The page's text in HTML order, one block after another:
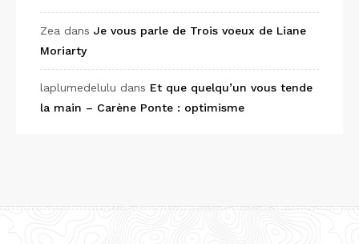
Zea dans Je vous parle de Trois voeux de Liane
Moriarty
laplumedelulu dans Et que quelqu’un vous tende
la main – Carène Ponte : optimisme